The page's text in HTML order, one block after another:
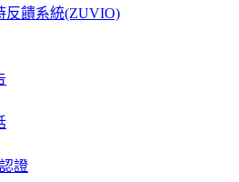
反饋系統(ZUVIO)
證